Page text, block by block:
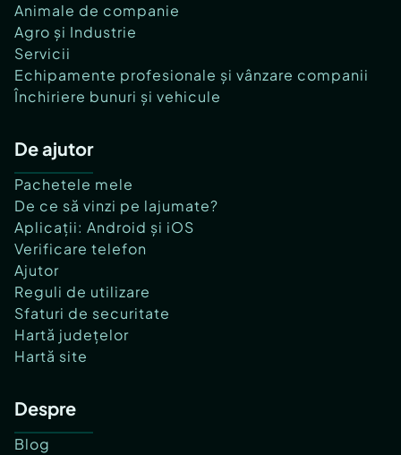
Animale de companie
Agro și Industrie
Servicii
Echipamente profesionale și vânzare companii
Închiriere bunuri și vehicule
De ajutor
Pachetele mele
De ce să vinzi pe lajumate?
Aplicații: Android și iOS
Verificare telefon
Ajutor
Reguli de utilizare
Sfaturi de securitate
Hartă județelor
Hartă site
Despre
Blog